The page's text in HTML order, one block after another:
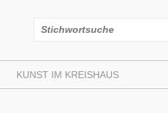
KUNST IM KREISHAUS